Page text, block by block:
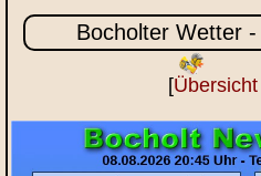
Bocholter Wetter
[